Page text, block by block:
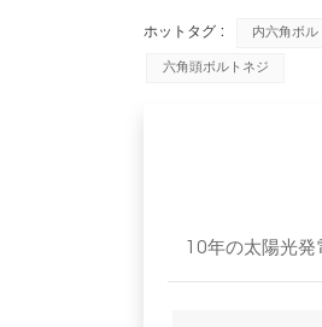
ホットタグ : 内六角ボル
六角頭ボルトネジ
10年の太陽光